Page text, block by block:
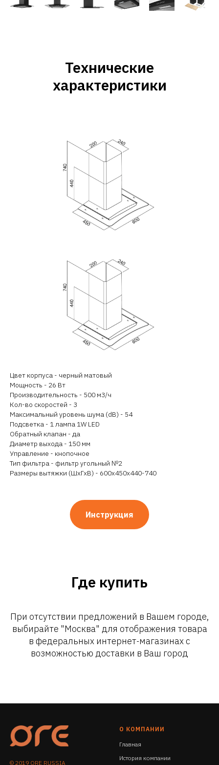
Технические
характеристики
Цвет корпуса - черный матовый
Мощность - 26 Вт
Производительность - 500 м3/ч
Кол-во скоростей - 3
Максимальный уровень шума (dB) - 54
Подсветка - 1 лампа 1W LED
Обратный клапан - да
Диаметр выхода - 150 мм
Управление - кнопочное
Тип фильтра - фильтр угольный №2
Размеры вытяжки (ШхГхВ) - 600х450х440-740
Инструкция
Где купить
При отсутствии предложений в Вашем городе,
выбирайте "Москва" для отображения товара
в федеральных интернет-магазинах с
возможностью доставки в Ваш город
© 2019 ORE RUSSIA
О КОМПАНИИ
Главная
История компании